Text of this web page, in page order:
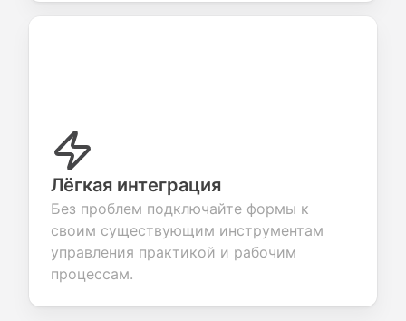
Лёгкая интеграция
Без проблем подключайте формы к
своим существующим инструментам
управления практикой и рабочим
процессам.